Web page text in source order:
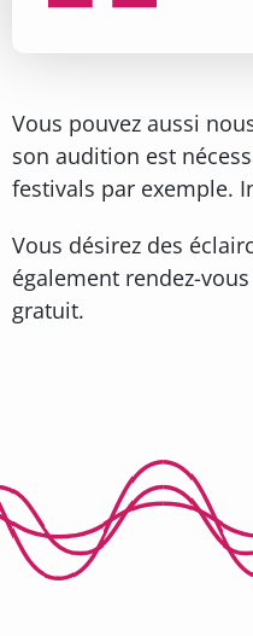
Vous pouvez aussi
son audition est
festivals par exemple.
Vous désirez des
également rendez-
gratuit.